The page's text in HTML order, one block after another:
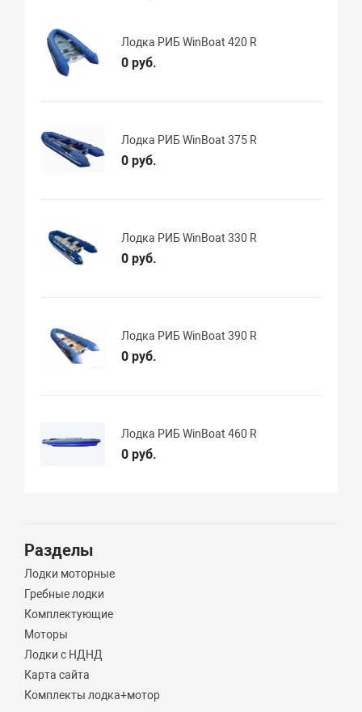
Лодка РИБ WinBoat 420 R
0 руб.
Лодка РИБ WinBoat 375 R
0 руб.
Лодка РИБ WinBoat 330 R
0 руб.
Лодка РИБ WinBoat 390 R
0 руб.
Лодка РИБ WinBoat 460 R
0 руб.
Разделы
Лодки моторные
Гребные лодки
Комплектующие
Моторы
Лодки с НДНД
Карта сайта
Комплекты лодка+мотор